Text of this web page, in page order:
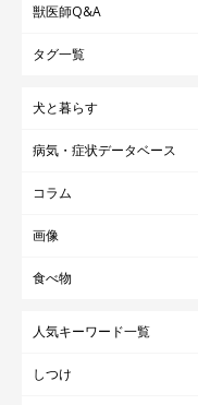
獣医師Q&A
タグ一覧
犬と暮らす
病気・症状データベース
コラム
画像
食べ物
人気キーワード一覧
しつけ